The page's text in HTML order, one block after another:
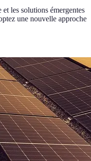
les solutions émergentes
une nouvelle approche